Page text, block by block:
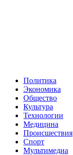
Политика
Экономика
Общество
Культура
Технологии
Медицина
Происшествия
Спорт
Мультимедиа